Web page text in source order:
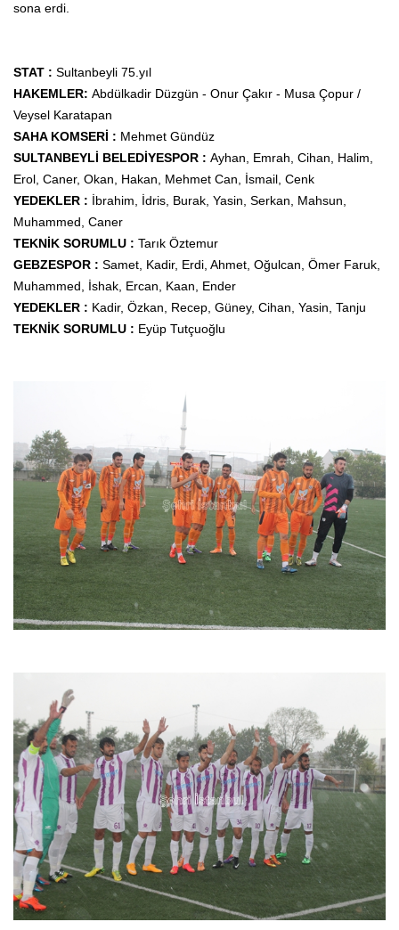
sona erdi.
STAT : Sultanbeyli 75.yıl
HAKEMLER: Abdülkadir Düzgün - Onur Çakır - Musa Çopur /
Veysel Karatapan
SAHA KOMSERİ : Mehmet Gündüz
SULTANBEYLİ BELEDİYESPOR : Ayhan, Emrah, Cihan, Halim,
Erol, Caner, Okan, Hakan, Mehmet Can, İsmail, Cenk
YEDEKLER :
İbrahim, İdris, Burak, Yasin, Serkan, Mahsun,
Muhammed, Caner
TEKNİK SORUMLU : Tarık Öztemur
GEBZESPOR : Samet, Kadir, Erdi, Ahmet, Oğulcan, Ömer Faruk,
Muhammed, İshak, Ercan, Kaan, Ender
YEDEKLER : Kadir, Özkan, Recep, Güney, Cihan, Yasin, Tanju
TEKNİK SORUMLU : Eyüp Tutçuoğlu